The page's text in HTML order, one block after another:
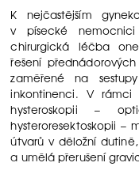
K nejčastějším
v písecké
chirurgická léčba
řešení
zaměřené na
inkontinenci. V
hysteroskopii –
hysteroresektoskopii –
útvarů v děložní
a umělá přerušení